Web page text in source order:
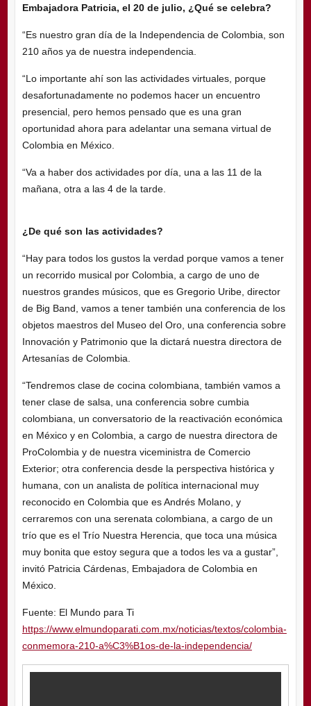
Embajadora Patricia, el 20 de julio, ¿Qué se celebra?
“Es nuestro gran día de la Independencia de Colombia, son
210 años ya de nuestra independencia.
“Lo importante ahí son las actividades virtuales, porque
desafortunadamente no podemos hacer un encuentro
presencial, pero hemos pensado que es una gran
oportunidad ahora para adelantar una semana virtual de
Colombia en México.
“Va a haber dos actividades por día, una a las 11 de la
mañana, otra a las 4 de la tarde.
¿De qué son las actividades?
“Hay para todos los gustos la verdad porque vamos a tener
un recorrido musical por Colombia, a cargo de uno de
nuestros grandes músicos, que es Gregorio Uribe, director
de Big Band, vamos a tener también una conferencia de los
objetos maestros del Museo del Oro, una conferencia sobre
Innovación y Patrimonio que la dictará nuestra directora de
Artesanías de Colombia.
“Tendremos clase de cocina colombiana, también vamos a
tener clase de salsa, una conferencia sobre cumbia
colombiana, un conversatorio de la reactivación económica
en México y en Colombia, a cargo de nuestra directora de
ProColombia y de nuestra viceministra de Comercio
Exterior; otra conferencia desde la perspectiva histórica y
humana, con un analista de política internacional muy
reconocido en Colombia que es Andrés Molano, y
cerraremos con una serenata colombiana, a cargo de un
trío que es el Trío Nuestra Herencia, que toca una música
muy bonita que estoy segura que a todos les va a gustar”,
invitó Patricia Cárdenas, Embajadora de Colombia en
México.
Fuente: El Mundo para Ti
https://www.elmundoparati.com.mx/noticias/textos/colombia-
conmemora-210-a%C3%B1os-de-la-independencia/